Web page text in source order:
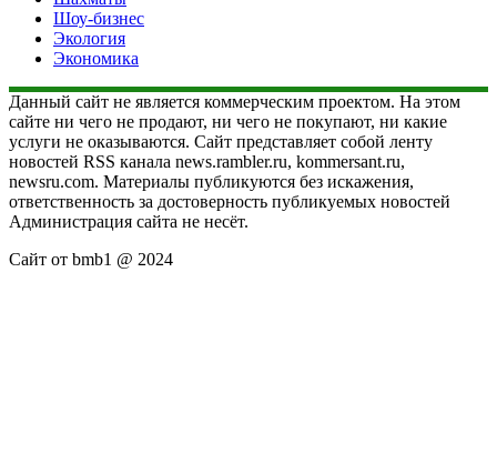
Шоу-бизнес
Экология
Экономика
Данный сайт не является коммерческим проектом. На этом
сайте ни чего не продают, ни чего не покупают, ни какие
услуги не оказываются. Сайт представляет собой ленту
новостей RSS канала news.rambler.ru, kommersant.ru,
newsru.com. Материалы публикуются без искажения,
ответственность за достоверность публикуемых новостей
Администрация сайта не несёт.
Сайт от bmb1 @ 2024